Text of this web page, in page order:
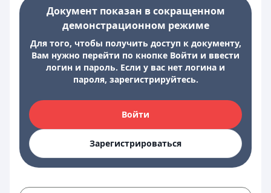
Документ показан в сокращенном
демонстрационном режиме
Для того, чтобы получить доступ к документу,
Вам нужно перейти по кнопке Войти и ввести
логин и пароль. Если у вас нет логина и
пароля, зарегистрируйтесь.
Войти
Зарегистрироваться